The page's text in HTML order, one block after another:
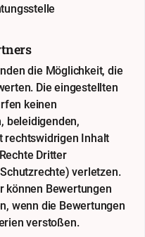
die Möglichkeit, die
Die eingestellten
keinen
beleidigenden,
rechtswidrigen Inhalt
Dritter
verletzen.
können Bewertungen
wenn die Bewertungen
verstoßen.